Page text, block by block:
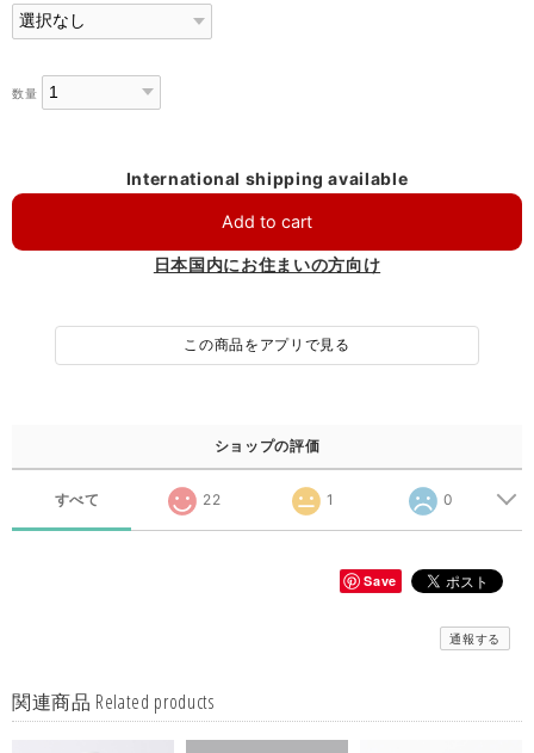
数量
International shipping available
Add to cart
日本国内にお住まいの方向け
この商品をアプリで見る
ショップの評価
すべて 22 1 0
Save
通報する
関連商品 Related products